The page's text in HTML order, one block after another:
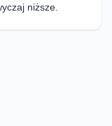
niższe.